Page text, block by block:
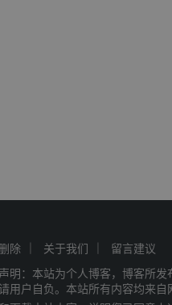
除 关于我们
留言建议
明：本站为个人博客，博客所
用户自负。本站所有内容均来